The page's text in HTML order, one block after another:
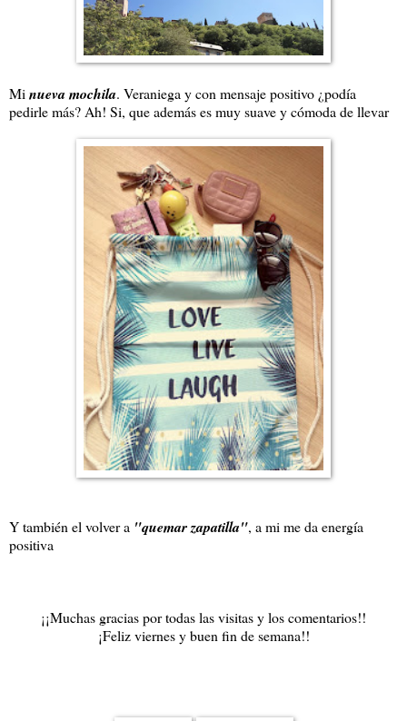
Mi nueva mochila. Veraniega y con mensaje positivo ¿podía
pedirle más? Ah! Si, que además es muy suave y cómoda de llevar
Y también el volver a "quemar zapatilla", a mi me da energía
positiva
¡¡Muchas gracias por todas las visitas y los comentarios!!
¡Feliz viernes y buen fin de semana!!